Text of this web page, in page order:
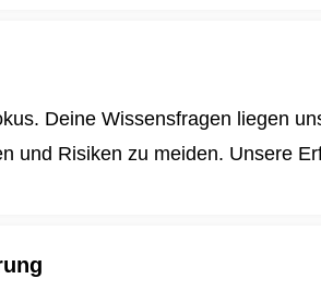
Deine Wissensfragen liegen
und Risiken zu meiden. Unsere